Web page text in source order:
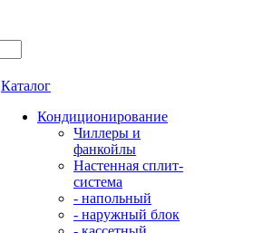
Каталог
Кондиционирование
Чиллеры и
фанкойлы
Настенная сплит-
система
- напольный
- наружный блок